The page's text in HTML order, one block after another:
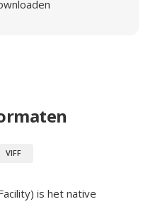
VIFF
is het native